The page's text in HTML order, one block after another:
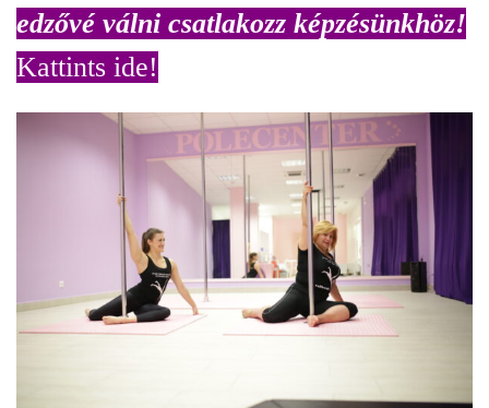
edzővé válni csatlakozz képzésünkhöz!
Kattints ide!